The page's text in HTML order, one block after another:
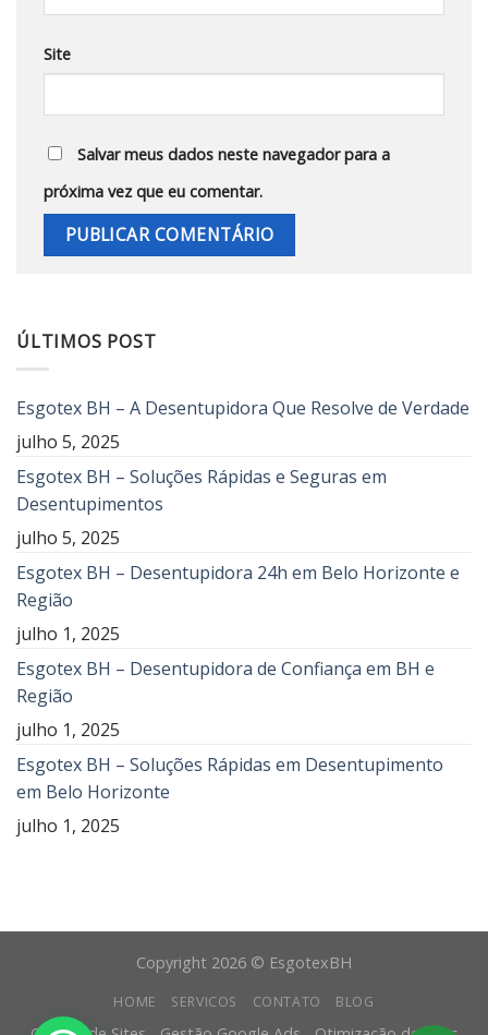
Site
Salvar meus dados neste navegador para a
próxima vez que eu comentar.
ÚLTIMOS POST
Esgotex BH – A Desentupidora Que Resolve de Verdade
julho 5, 2025
Esgotex BH – Soluções Rápidas e Seguras em
Desentupimentos
julho 5, 2025
Esgotex BH – Desentupidora 24h em Belo Horizonte e
Região
julho 1, 2025
Esgotex BH – Desentupidora de Confiança em BH e
Região
julho 1, 2025
Esgotex BH – Soluções Rápidas em Desentupimento
em Belo Horizonte
julho 1, 2025
Copyright 2026 © EsgotexBH
HOME SERVICOS CONTATO BLOG